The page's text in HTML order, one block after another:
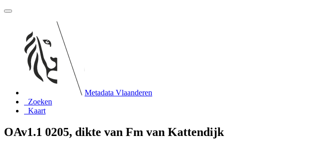
Metadata Vlaanderen
Zoeken
Kaart
OAv1.1 0205, dikte van Fm van Kattendijk